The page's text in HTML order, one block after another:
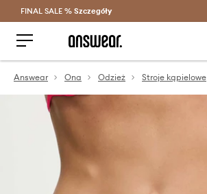
Oszczędzaj z Answear Club >
FINAL SALE % Szczegóły
Answear Ona Odzież Stroje kąpielowe